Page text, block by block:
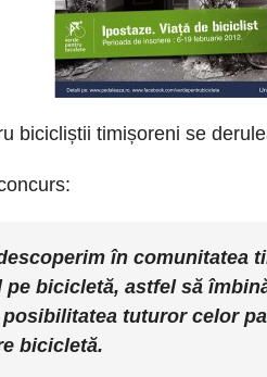
bicicliștii timișoreni se
în comunitatea
pe bicicletă, astfel să
tuturor celor
bicicletă.